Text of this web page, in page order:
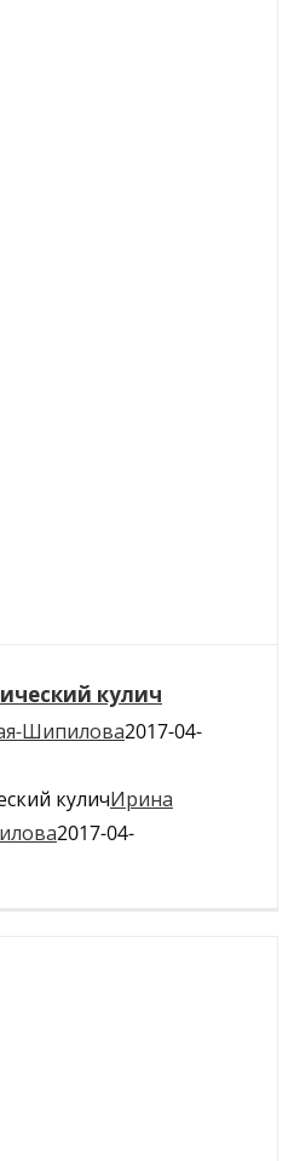
кулич
Шипилова2017-04-
куличИрина
2017-04-